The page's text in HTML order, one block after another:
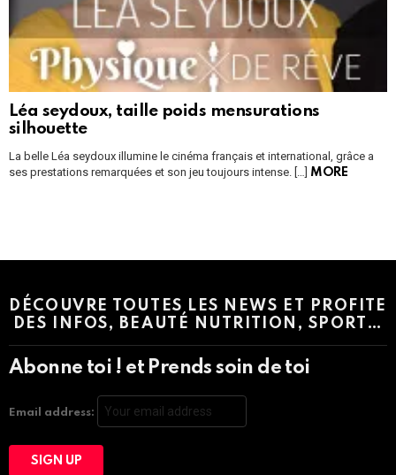
Léa seydoux, taille poids mensurations
silhouette
La belle Léa seydoux illumine le cinéma français et international, grâce a
ses prestations remarquées et son jeu toujours intense. […] MORE
DÉCOUVRE TOUTES LES NEWS ET PROFITE
DES INFOS, BEAUTÉ NUTRITION, SPORT…
Abonne toi ! et Prends soin de toi
Email address: